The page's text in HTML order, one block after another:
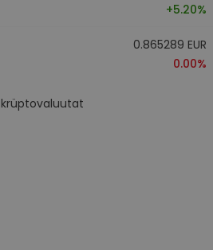
+5.20%
0.865289 EUR
0.00%
krüptovaluutat